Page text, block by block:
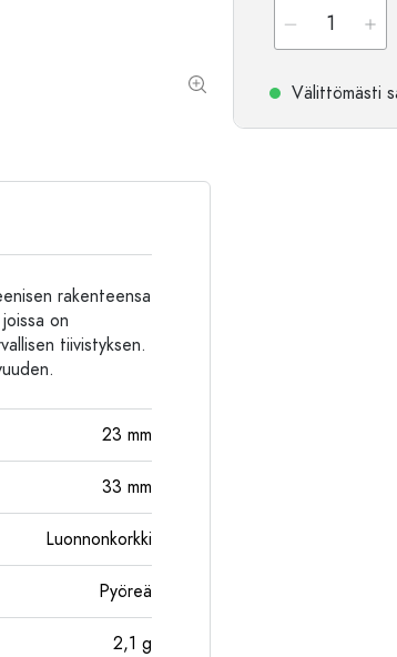
Välittömästi
rakenteensa
on
tiivistyksen.
23 mm
33 mm
Luonnonkorkki
Pyöreä
2,1 g